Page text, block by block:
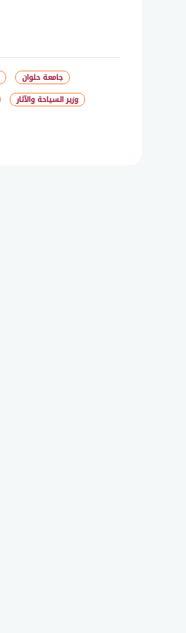
جامعة حلوان
وزير السياحة والآثار